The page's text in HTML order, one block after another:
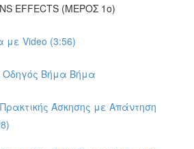
EFFECTS (ΜΕΡΟΣ 1ο)
με Video (3:56)
Οδηγός Βήμα Βήμα
Άσκησης με Απάντηση